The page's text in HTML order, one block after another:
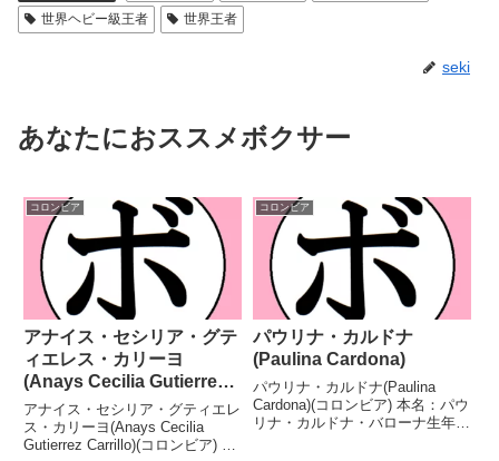
世界ヘビー級王者
世界王者
seki
あなたにおススメボクサー
コロンビア
アナイス・セシリア・グテ
ィエレス・カリーヨ
(Anays Cecilia Gutierrez
Carrillo)
アナイス・セシリア・グティエレ
ス・カリーヨ(Anays Cecilia
Gutierrez Carrillo)(コロンビア) 本
コロンビア
パウリナ・カルドナ
(Paulina Cardona)
パウリナ・カルドナ(Paulina
Cardona)(コロンビア) 本名：パウ
リナ・カルドナ・バローナ生年月